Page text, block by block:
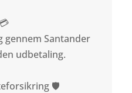
gennem Santander
udbetaling.
🛡️